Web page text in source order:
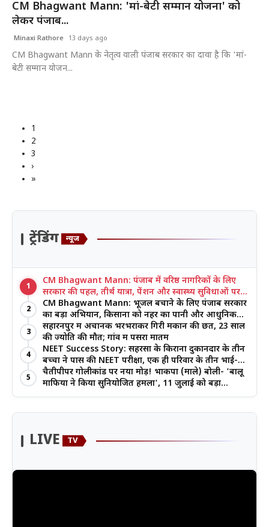
CM Bhagwant Mann: 'मां-बेटी सम्मान योजना' को
लेकर पंजाब...
Minaxi Rathore 13 days ago
CM Bhagwant Mann के नेतृत्व वाली पंजाब सरकार का दावा है कि 'मां-
बेटी सम्मान योजन...
1
2
3
›
»
ट्रेंडिंग न्यूज
1
CM Bhagwant Mann: पंजाब में वरिष्ठ नागरिकों के लिए
सरकार की पहल, तीर्थ यात्रा, पेंशन और स्वास्थ्य सुविधाओं पर
जोर
2
CM Bhagwant Mann: भूजल बचाने के लिए पंजाब सरकार
का बड़ा अभियान, किसानों को नहर का पानी और आधुनिक
खेती का मिल रहा लाभ
3
सहारनपुर में अचानक भरभराकर गिरी मकान की छत, 23 साल
की ज्योति की मौत; गांव में पसरा मातम
4
NEET Success Story: सहरसा के किराना दुकानदार के तीन
बच्चों ने पास की NEET परीक्षा, एक ही परिवार के तीन भाई-
बहनों ने रचा इतिहास
5
चैतीपीपर गोलीकांड पर नया मोड़! भाकपा (माले) बोली- 'बालू
माफिया ने किया सुनियोजित हमला', 11 जुलाई को बड़ा
आंदोलन
LIVE TV